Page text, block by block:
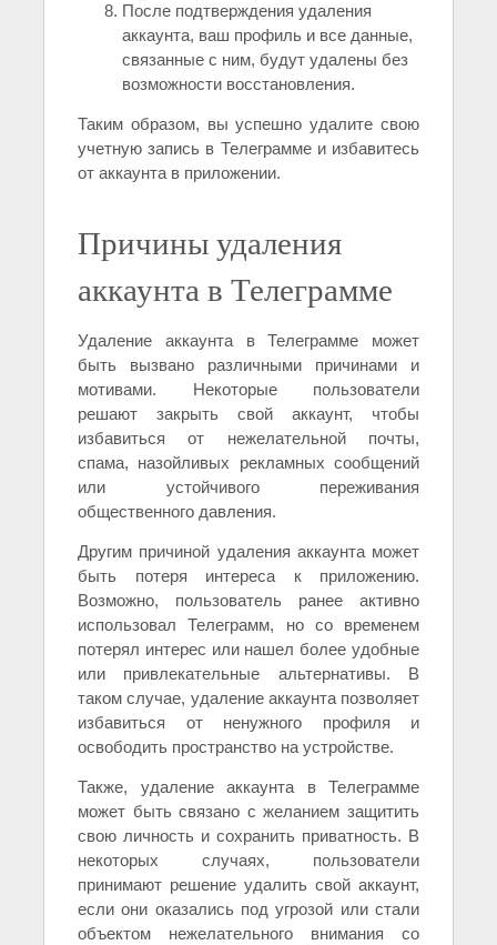
После подтверждения удаления
аккаунта, ваш профиль и все данные,
связанные с ним, будут удалены без
возможности восстановления.
Таким образом, вы успешно удалите свою
учетную запись в Телеграмме и избавитесь
от аккаунта в приложении.
Причины удаления
аккаунта в Телеграмме
Удаление аккаунта в Телеграмме может
быть вызвано различными причинами и
мотивами. Некоторые пользователи
решают закрыть свой аккаунт, чтобы
избавиться от нежелательной почты,
спама, назойливых рекламных сообщений
или устойчивого переживания
общественного давления.
Другим причиной удаления аккаунта может
быть потеря интереса к приложению.
Возможно, пользователь ранее активно
использовал Телеграмм, но со временем
потерял интерес или нашел более удобные
или привлекательные альтернативы. В
таком случае, удаление аккаунта позволяет
избавиться от ненужного профиля и
освободить пространство на устройстве.
Также, удаление аккаунта в Телеграмме
может быть связано с желанием защитить
свою личность и сохранить приватность. В
некоторых случаях, пользователи
принимают решение удалить свой аккаунт,
если они оказались под угрозой или стали
объектом нежелательного внимания со